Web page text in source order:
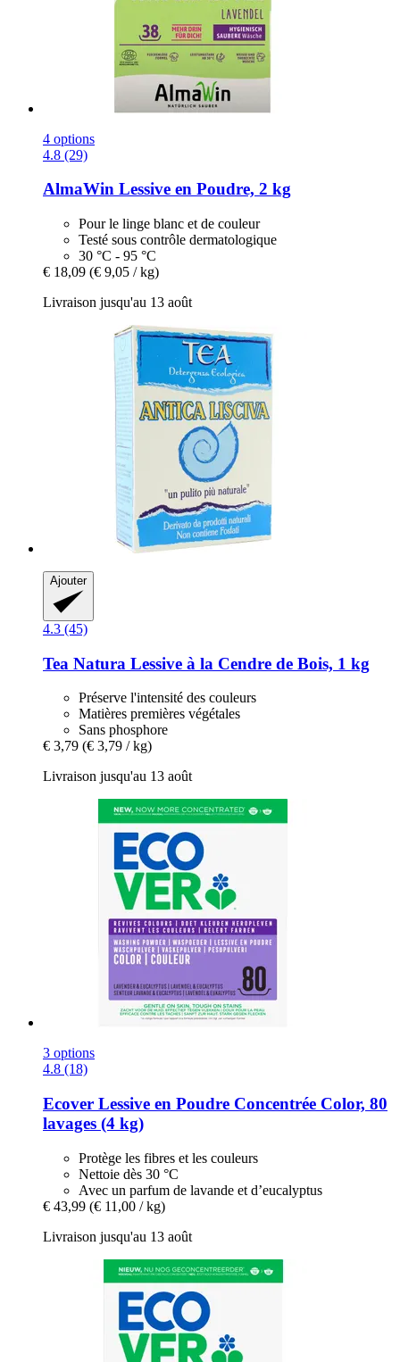
4 options
4.8 (29)
AlmaWin Lessive en Poudre, 2 kg
Pour le linge blanc et de couleur
Testé sous contrôle dermatologique
30 °C - 95 °C
€ 18,09 (€ 9,05 / kg)
Livraison jusqu'au 13 août
Ajouter
4.3 (45)
Tea Natura Lessive à la Cendre de Bois, 1 kg
Préserve l'intensité des couleurs
Matières premières végétales
Sans phosphore
€ 3,79 (€ 3,79 / kg)
Livraison jusqu'au 13 août
3 options
4.8 (18)
Ecover Lessive en Poudre Concentrée Color, 80
lavages (4 kg)
Protège les fibres et les couleurs
Nettoie dès 30 °C
Avec un parfum de lavande et d’eucalyptus
€ 43,99 (€ 11,00 / kg)
Livraison jusqu'au 13 août